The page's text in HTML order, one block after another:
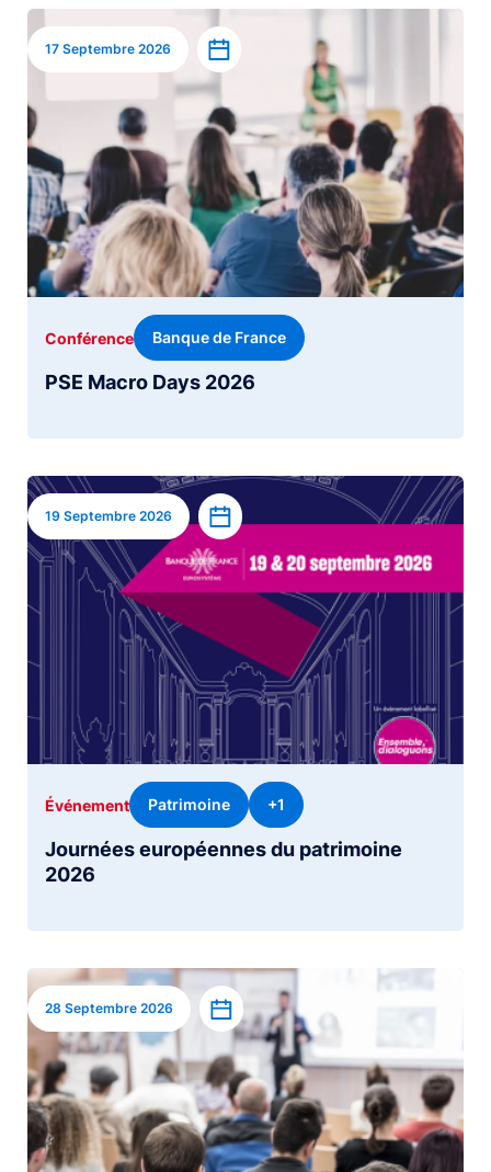
Image
17 Septembre 2026 Ajouter à l’agenda
PSE Macro Days 2026
Conférence Banque de France
Image
19 Septembre 2026 Ajouter à l’agenda
Journées européennes du patrimoine
2026
Événement Patrimoine +1
Image
28 Septembre 2026 Ajouter à l’agenda